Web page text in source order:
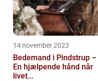
14 november 2023
Bedemand i Pindstrup –
En hjælpende hånd når
livet...